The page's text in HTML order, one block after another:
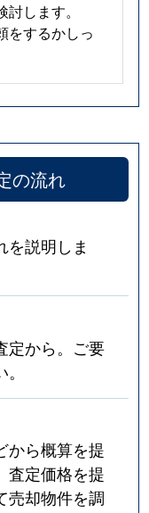
します。
をするかしっ
の流れ
を説明しま
定から。ご要
から概算を提
査定価格を提
売却物件を調